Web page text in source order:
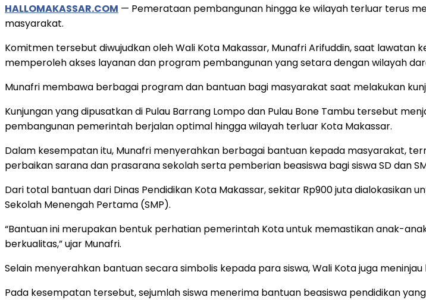
HALLOMAKASSAR.COM — Pemerataan pembangunan hingga ke wilayah terluar terus
masyarakat.
Komitmen tersebut diwujudkan oleh Wali Kota Makassar, Munafri Arifuddin, saat
memperoleh akses layanan dan program pembangunan yang setara dengan wilayah
Munafri membawa berbagai program dan bantuan bagi masyarakat saat melakukan
Kunjungan yang dipusatkan di Pulau Barrang Lompo dan Pulau Bone Tambu tersebut
pembangunan pemerintah berjalan optimal hingga wilayah terluar Kota Makassar.
Dalam kesempatan itu, Munafri menyerahkan berbagai bantuan kepada masyarakat,
perbaikan sarana dan prasarana sekolah serta pemberian beasiswa bagi siswa SD dan
Dari total bantuan dari Dinas Pendidikan Kota Makassar, sekitar Rp900 juta dialokasikan
Sekolah Menengah Pertama (SMP).
“Bantuan ini merupakan bentuk perhatian pemerintah Kota untuk memastikan anak-
berkualitas,” ujar Munafri.
Selain menyerahkan bantuan secara simbolis kepada para siswa, Wali Kota juga meninjau
Pada kesempatan tersebut, sejumlah siswa menerima bantuan beasiswa pendidikan